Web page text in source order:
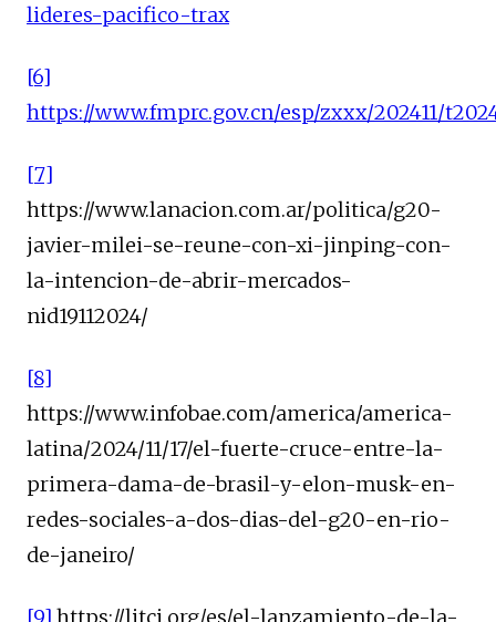
lideres-pacifico-trax
[6]
https://www.fmprc.gov.cn/esp/zxxx/202411/
[7]
https://www.lanacion.com.ar/politica/g20-
javier-milei-se-reune-con-xi-jinping-con-
la-intencion-de-abrir-mercados-
nid19112024/
[8]
https://www.infobae.com/america/america-
latina/2024/11/17/el-fuerte-cruce-entre-la-
primera-dama-de-brasil-y-elon-musk-en-
redes-sociales-a-dos-dias-del-g20-en-rio-
de-janeiro/
[9] https://litci.org/es/el-lanzamiento-de-la-